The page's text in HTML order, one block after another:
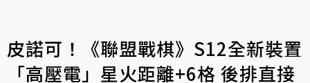
皮諾可！《聯盟戰棋》S12全新裝置
「高壓電」星火距離+6格 後排直接